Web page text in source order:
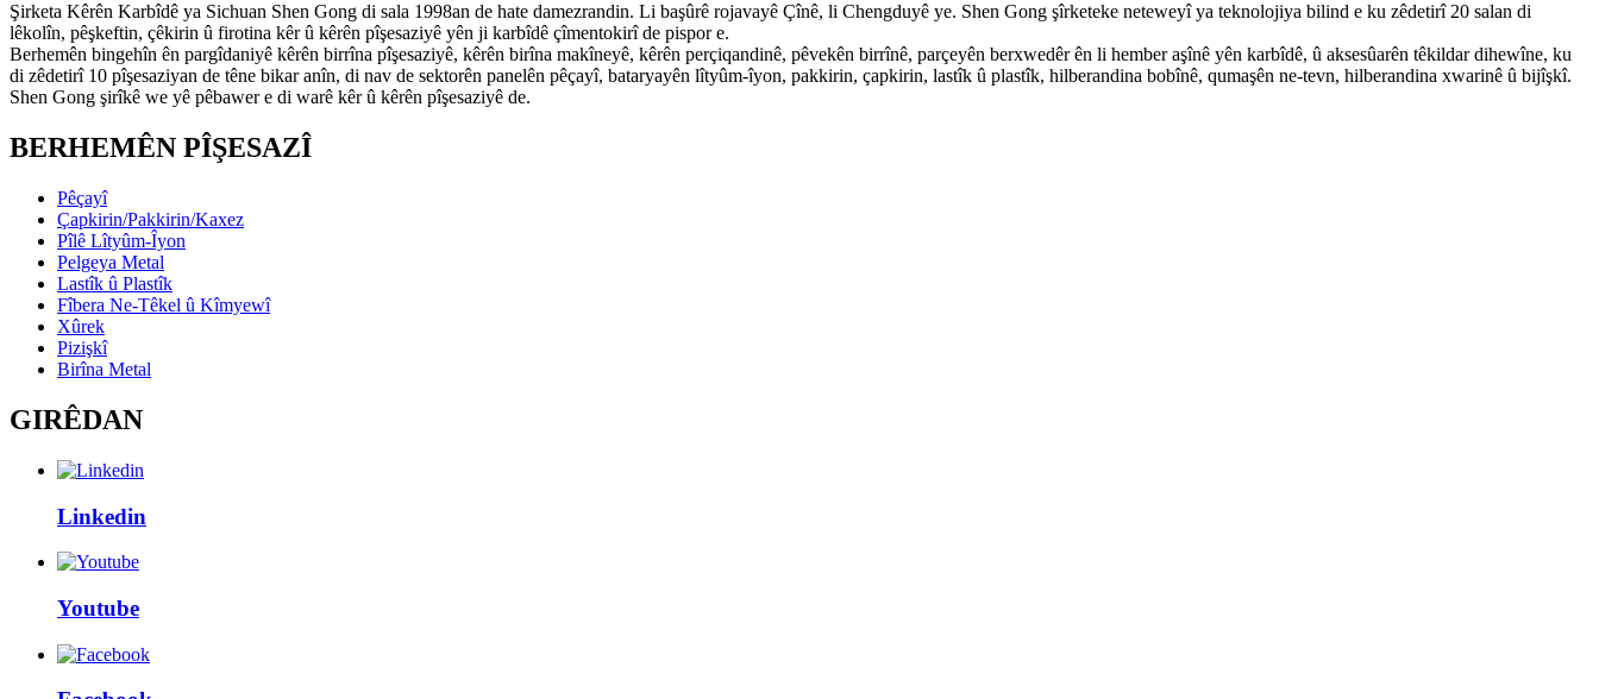
Şirketa Kêrên Karbîdê ya Sichuan Shen Gong di sala 1998an de hate damezrandin. Li başûrê rojavayê Çînê, li Chengduyê ye. Shen Gong şîrketeke neteweyî ya teknolojiya bilind e ku zêdetirî 20 salan di
lêkolîn, pêşkeftin, çêkirin û firotina kêr û kêrên pîşesaziyê yên ji karbîdê çîmentokirî de pispor e.
Berhemên bingehîn ên pargîdaniyê kêrên birrîna pîşesaziyê, kêrên birîna makîneyê, kêrên perçiqandinê, pêvekên birrînê, parçeyên berxwedêr ên li hember aşînê yên karbîdê, û aksesûarên têkildar dihewîne, ku
di zêdetirî 10 pîşesaziyan de têne bikar anîn, di nav de sektorên panelên pêçayî, bataryayên lîtyûm-îyon, pakkirin, çapkirin, lastîk û plastîk, hilberandina bobînê, qumaşên ne-tevn, hilberandina xwarinê û bijîşkî.
Shen Gong şirîkê we yê pêbawer e di warê kêr û kêrên pîşesaziyê de.
BERHEMÊN PÎŞESAZÎ
Pêçayî
Çapkirin/Pakkirin/Kaxez
Pîlê Lîtyûm-Îyon
Pelgeya Metal
Lastîk û Plastîk
Fîbera Ne-Têkel û Kîmyewî
Xûrek
Pizişkî
Birîna Metal
GIRÊDAN
Linkedin
Youtube